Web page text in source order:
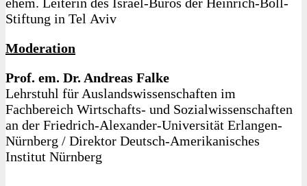
Stiftung in Tel Aviv
Moderation
Prof. em. Dr. Andreas Falke
Lehrstuhl für Auslandswissenschaften im
Fachbereich Wirtschafts- und Sozialwissenschaften
an der Friedrich-Alexander-Universität Erlangen-
Nürnberg / Direktor Deutsch-Amerikanisches
Institut Nürnberg